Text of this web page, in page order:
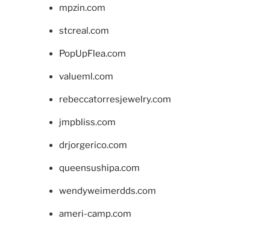
mpzin.com
stcreal.com
PopUpFlea.com
valueml.com
rebeccatorresjewelry.com
jmpbliss.com
drjorgerico.com
queensushipa.com
wendyweimerdds.com
ameri-camp.com